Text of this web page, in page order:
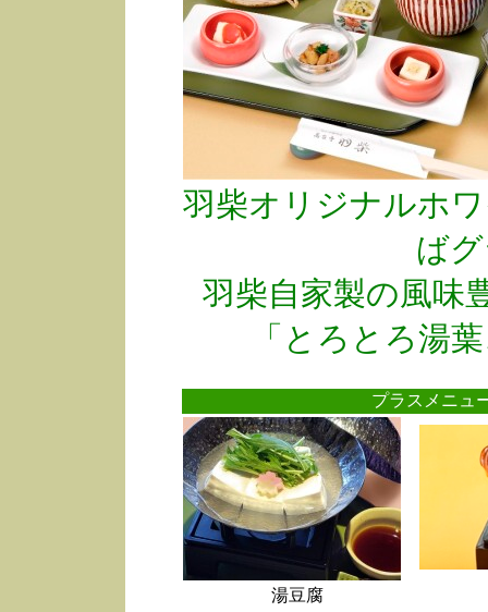
羽柴オリジナルホ
ば
羽柴自家製の風味
「とろとろ湯
プラスメニ
湯豆腐